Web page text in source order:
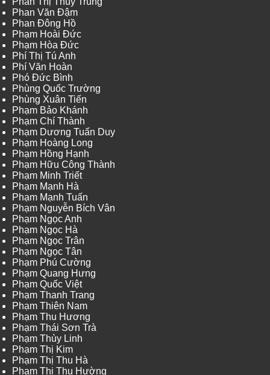
Phan Văn Đậm
Phan Đông Hồ
Phạm Hoài Đức
Phạm Hòa Đức
Phí Thị Tú Anh
Phí Văn Hoàn
Phó Đức Bình
Phùng Quốc Trường
Phùng Xuân Tiến
Phạm Bảo Khánh
Phạm Chí Thành
Phạm Dương Tuấn Duy
Phạm Hoàng Long
Phạm Hồng Hạnh
Phạm Hữu Công Thành
Phạm Minh Triết
Phạm Mạnh Hà
Phạm Mạnh Tuấn
Phạm Nguyễn Bích Vân
Phạm Ngọc Anh
Phạm Ngọc Hà
Phạm Ngọc Trân
Phạm Ngọc Tân
Phạm Phú Cường
Phạm Quang Hưng
Phạm Quốc Việt
Phạm Thanh Trang
Phạm Thiên Nam
Phạm Thu Hương
Phạm Thái Sơn Trà
Phạm Thùy Linh
Phạm Thị Kim
Phạm Thị Thu Hà
Phạm Thị Thu Hường